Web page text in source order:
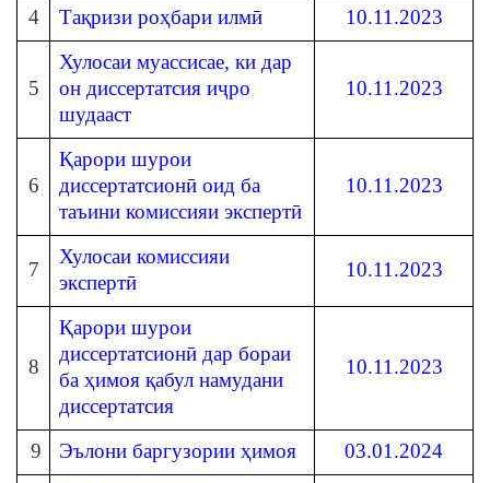
4 Тақризи роҳбари илмӣ 10.11.2023
5
Хулосаи муассисае, ки дар
он диссертатсия иҷро
шудааст
10.11.2023
6
Қарори шурои
диссертатсионӣ оид ба
таъини комиссияи экспертӣ
10.11.2023
7
Хулосаи комиссияи
экспертӣ
10.11.2023
8
Қарори шурои
диссертатсионӣ дар бораи
ба ҳимоя қабул намудани
диссертатсия
10.11.2023
9 Эълони баргузории ҳимоя 03.01.2024